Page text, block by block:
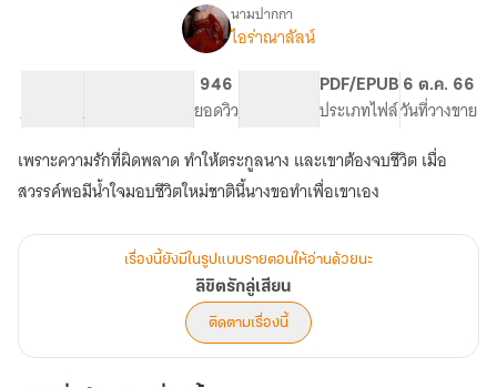
เรื่อง
นามปากกา
ไอร่าณาลัลน์
จำนวนคำ จำนวนหน้า (A5)
946
ยอดวิวระดับเนื้อหา
PDF/EPUB
ประเภทไฟล์
6 ต.ค. 66
วันที่วางขาย
เพราะความรักที่ผิดพลาด ทำให้ตระกูลนาง และเขาต้องจบชีวิต เมื่อ
สวรรค์พอมีน้ำใจมอบชีวิตใหม่ชาตินี้นางขอทำเพื่อเขาเอง
เรื่องนี้ยังมีในรูปแบบรายตอนให้อ่านด้วยนะ
ลิขิตรักลู่เสียน
ติดตามเรื่องนี้